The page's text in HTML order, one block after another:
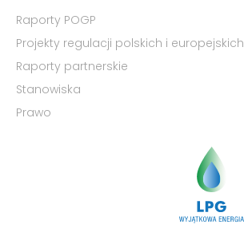
Raporty POGP
Projekty regulacji polskich i europejskich
Raporty partnerskie
Stanowiska
Prawo